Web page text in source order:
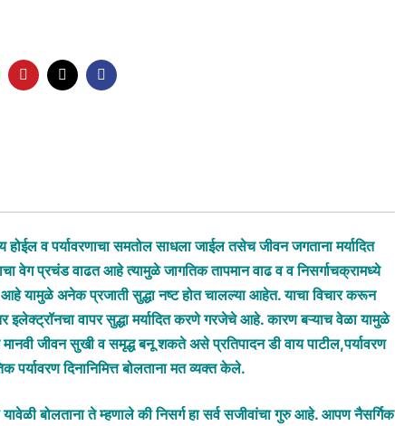
व पर्यावरणाचा समतोल साधला जाईल तसेच जीवन जगताना मर्यादित
वेग प्रचंड वाढत आहे त्यामुळे जागतिक तापमान वाढ व व निसर्गाचक्रामध्ये
आहे यामुळे अनेक प्रजाती सुद्धा नष्ट होत चालल्या आहेत. याचा विचार करून
इलेक्ट्रॉनचा वापर सुद्धा मर्यादित करणे गरजेचे आहे. कारण बऱ्याच वेळा यामुळे
जीवन सुखी व समृद्ध बनू शकते असे प्रतिपादन डी वाय पाटील,पर्यावरण
पर्यावरण दिनानिमित्त बोलताना मत व्यक्त केले.
बोलताना ते म्हणाले की निसर्ग हा सर्व सजीवांचा गुरु आहे. आपण नैसर्गिक